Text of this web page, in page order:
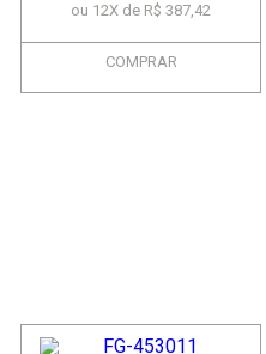
ou 12X de R$ 387,42
COMPRAR